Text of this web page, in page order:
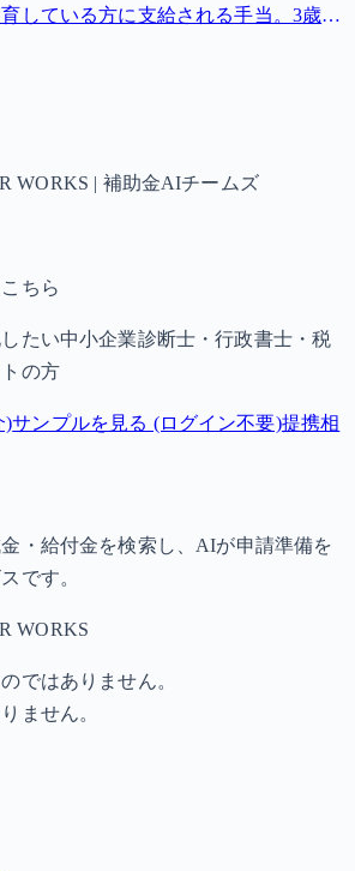
している方に支給される手当。3歳未
円）、中学生は月額10,000円。
WORKS | 補助金AIチームズ
ちら
たい中小企業診断士・行政書士・税
の方
)サンプルを見る (ログイン不要)提携相
・給付金を検索し、AIが申請準備を
です。
WORKS
ではありません。
ません。